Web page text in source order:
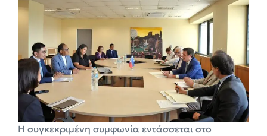
Η συγκεκριμένη συμφωνία εντάσσεται στο